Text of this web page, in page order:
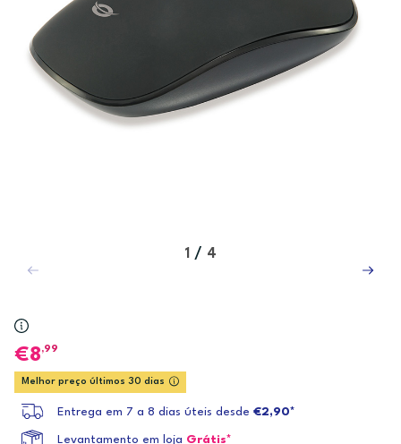
1 / 4
8,99
Melhor preço últimos 30 dias
Entrega em 7 a 8 dias úteis desde €2,90*
Levantamento em loja Grátis*